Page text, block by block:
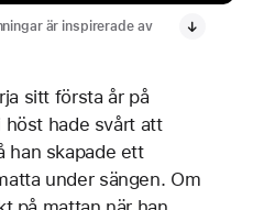
är inspirerade av
sitt första år på
hade svårt att
han skapade ett
under sängen. Om